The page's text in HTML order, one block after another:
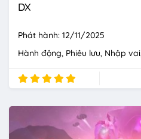
DX
Phát hành: 12/11/2025
Hành động Phiêu lưu Nhập vai